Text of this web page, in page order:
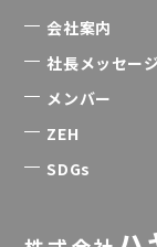
会社案内
社長メッセー
メンバー
ZEH
SDGs